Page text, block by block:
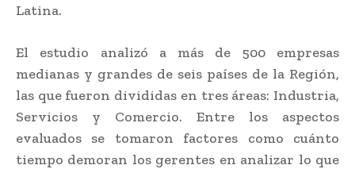
Latina.
El estudio analizó a más de 500 empresas
medianas y grandes de seis países de la Región,
las que fueron divididas en tres áreas: Industria,
Servicios y Comercio. Entre los aspectos
evaluados se tomaron factores como cuánto
tiempo demoran los gerentes en analizar lo que